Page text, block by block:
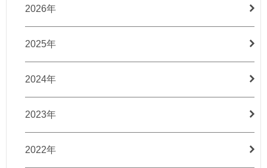
2026年
2025年
2024年
2023年
2022年